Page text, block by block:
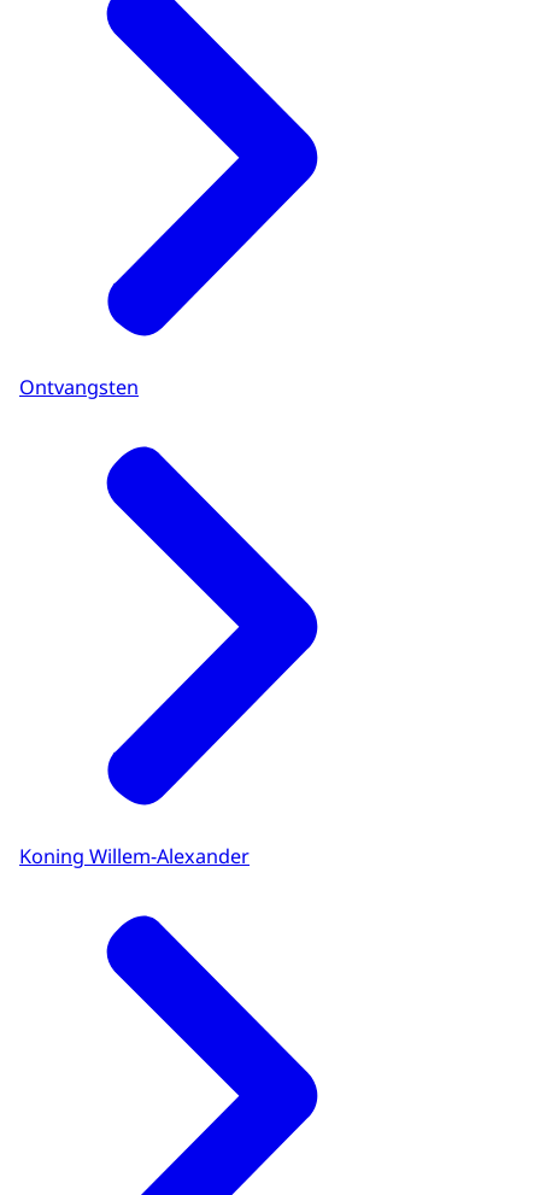
Ontvangsten
Koning Willem-Alexander